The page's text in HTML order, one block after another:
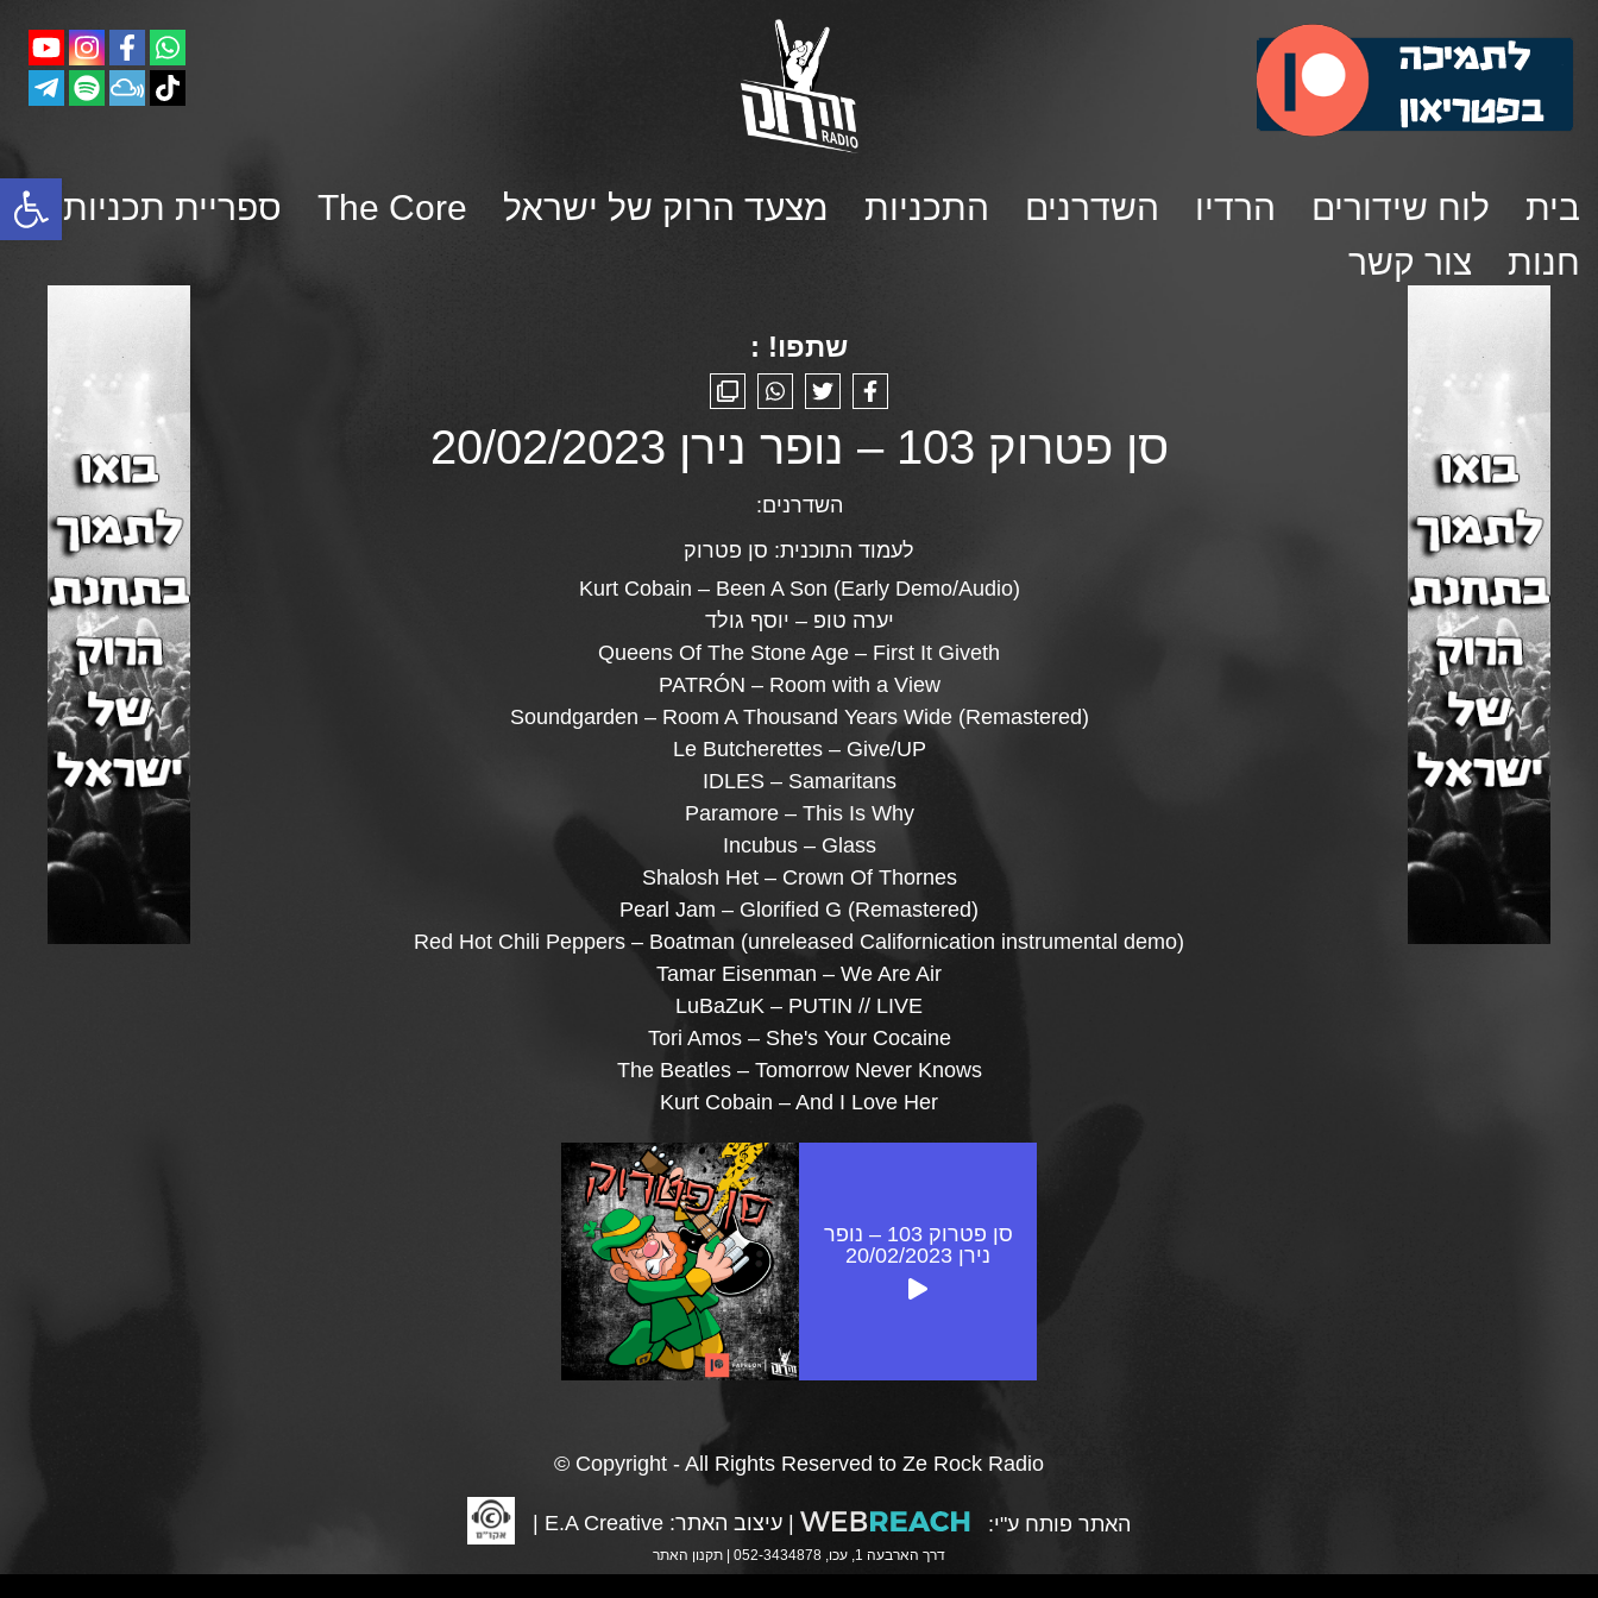
פתח סרגל נגישות בית לוח שידורים הרדיו השדרנים התכניות מצעד הרוק של ישראל The Core
ספריית תכניות
חנות
צור קשר
שתפו! :
סן פטרוק 103 – נופר נירן 20/02/2023
השדרנים:
לעמוד התוכנית: סן פטרוק
Kurt Cobain – Been A Son (Early Demo/Audio)
יערה טופ – יוסף גולד
Queens Of The Stone Age – First It Giveth
PATRÓN – Room with a View
Soundgarden – Room A Thousand Years Wide (Remastered)
Le Butcherettes – Give/UP
IDLES – Samaritans
Paramore – This Is Why
Incubus – Glass
Shalosh Het – Crown Of Thornes
Pearl Jam – Glorified G (Remastered)
Red Hot Chili Peppers – Boatman (unreleased Californication instrumental demo)
Tamar Eisenman – We Are Air
LuBaZuK – PUTIN // LIVE
Tori Amos – She's Your Cocaine
The Beatles – Tomorrow Never Knows
Kurt Cobain – And I Love Her
סן פטרוק 103 – נופר
נירן 20/02/2023
© Copyright - All Rights Reserved to Ze Rock Radio
האתר פותח ע"י: | עיצוב האתר: E.A Creative
|
דרך הארבעה 1, עכו, 052-3434878 | תקנון האתר